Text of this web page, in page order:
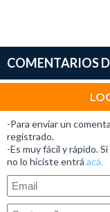
COMENTARIOS
-Para enviar un
registrado.
-Es muy fácil y rápido.
no lo hiciste entrá acá.